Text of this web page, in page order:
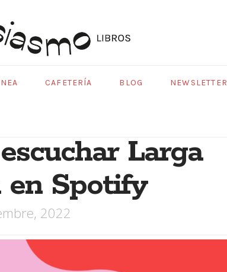
CAFETERÍA BLOG NEWSLETTER
Larga
en Spotify
2022